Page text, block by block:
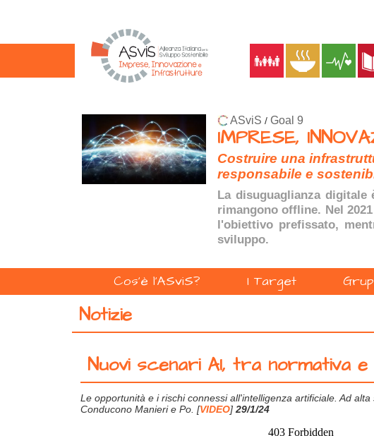
ASviS / Goal 9
IMPRESE,
Costruire una
responsabile e
La disuguaglianza
rimangono offline. Nel
l'obiettivo prefissato,
sviluppo.
Cos'è l'ASviS? I Target
Notizie
Nuovi scenari AI, tra normativa
Le opportunità e i rischi connessi all'intelligenza artificiale. Ad
Conducono Manieri e Po. [VIDEO] 29/1/24